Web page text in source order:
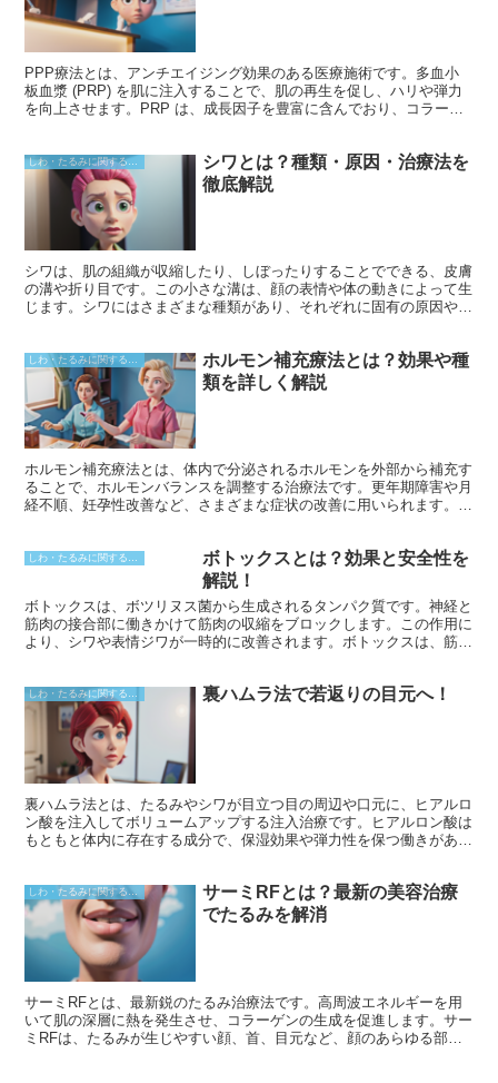
PPP療法とは、アンチエイジング効果のある医療施術です。多血小
板血漿 (PRP) を肌に注入することで、肌の再生を促し、ハリや弾力
を向上させます。PRP は、成長因子を豊富に含んでおり、コラーゲ
しわ・たるみに関すること
シワとは？種類・原因・治療法を
徹底解説
シワは、肌の組織が収縮したり、しぼったりすることでできる、皮膚
の溝や折り目です。この小さな溝は、顔の表情や体の動きによって生
じます。シワにはさまざまな種類があり、それぞれに固有の原因や特
す。もう1つの一般的な種類は、重力じわです。これは、重力の影響
で皮膚がたるんで発生します。また、日光性シワは、紫外線への曝露
によって引き起こされ、通常は顔や手などに現れます。さらに、乾燥
肌によるシワは、肌の水分不足によって引き起こされます。
ホルモン補充療法とは？効果や種
類を詳しく解説
ホルモン補充療法とは、体内で分泌されるホルモンを外部から補充す
ることで、ホルモンバランスを調整する治療法です。更年期障害や月
経不順、妊孕性改善など、さまざまな症状の改善に用いられます。ホ
ボトックスとは？効果と安全性を
解説！
ボトックスは、ボツリヌス菌から生成されるタンパク質です。神経と
筋肉の接合部に働きかけて筋肉の収縮をブロックします。この作用に
より、シワや表情ジワが一時的に改善されます。ボトックスは、筋肉
しわ・たるみに関すること 裏ハムラ法で若返りの目元へ！
裏ハムラ法とは、たるみやシワが目立つ目の周辺や口元に、ヒアルロ
ン酸を注入してボリュームアップする注入治療です。ヒアルロン酸は
もともと体内に存在する成分で、保湿効果や弾力性を保つ働きがあり
しわ・たるみに関すること
サーミRFとは？最新の美容治療
でたるみを解消
サーミRFとは、最新鋭のたるみ治療法です。高周波エネルギーを用
いて肌の深層に熱を発生させ、コラーゲンの生成を促進します。サー
ミRFは、たるみが生じやすい顔、首、目元など、顔のあらゆる部位